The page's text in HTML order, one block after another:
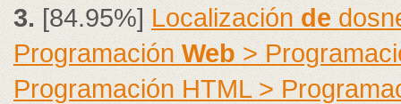
3.[84.95%] Localizaciónde
ProgramaciónWeb >
Programación HTML >